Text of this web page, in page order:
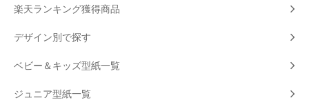
楽天ランキング獲得商品
デザイン別で探す
ベビー＆キッズ型紙一覧
ジュニア型紙一覧